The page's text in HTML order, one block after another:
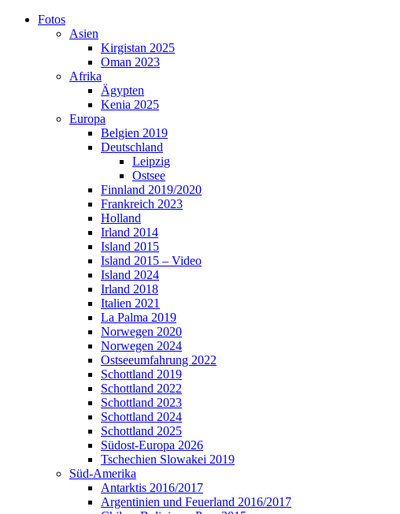
Skip
Fotos
Asien
Kirgistan 2025
Oman 2023
Afrika
Ägypten
Kenia 2025
Europa
Belgien 2019
Deutschland
Leipzig
Ostsee
Finnland 2019/2020
Frankreich 2023
Holland
Irland 2014
Island 2015
Island 2015 – Video
Island 2024
Irland 2018
Italien 2021
La Palma 2019
Norwegen 2020
Norwegen 2024
Ostseeumfahrung 2022
Schottland 2019
Schottland 2022
Schottland 2023
Schottland 2024
Schottland 2025
Südost-Europa 2026
Tschechien Slowakei 2019
Süd-Amerika
Antarktis 2016/2017
Argentinien und Feuerland 2016/2017